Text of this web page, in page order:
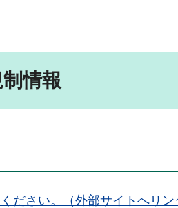
情報
ださい。（外部サイトへリン